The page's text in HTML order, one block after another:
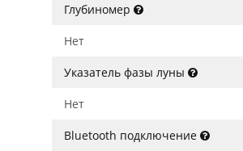
Глубиномер
Нет
Указатель фазы луны
Нет
Bluetooth подключение